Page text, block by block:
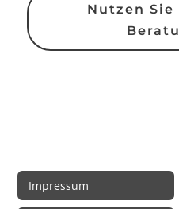
Nutzen Sie
Impressum